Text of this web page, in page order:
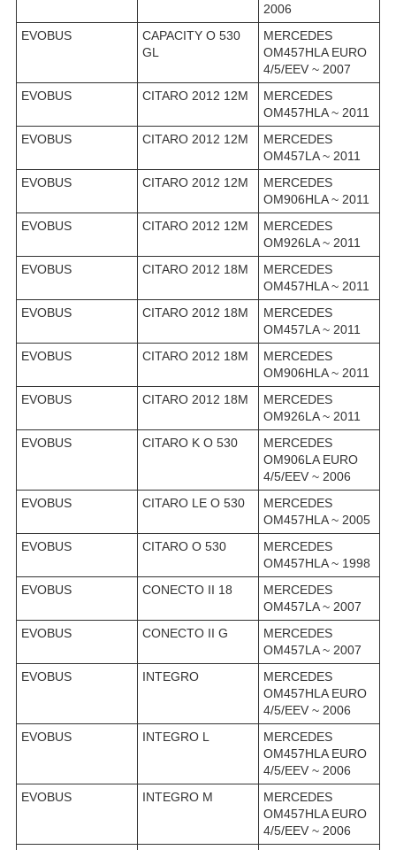
2006
EVOBUS
CAPACITY O 530
GL
MERCEDES
OM457HLA EURO
4/5/EEV ~ 2007
EVOBUS
CITARO 2012 12M
MERCEDES
OM457HLA ~ 2011
EVOBUS
CITARO 2012 12M
MERCEDES
OM457LA ~ 2011
EVOBUS
CITARO 2012 12M
MERCEDES
OM906HLA ~ 2011
EVOBUS
CITARO 2012 12M
MERCEDES
OM926LA ~ 2011
EVOBUS
CITARO 2012 18M
MERCEDES
OM457HLA ~ 2011
EVOBUS
CITARO 2012 18M
MERCEDES
OM457LA ~ 2011
EVOBUS
CITARO 2012 18M
MERCEDES
OM906HLA ~ 2011
EVOBUS
CITARO 2012 18M
MERCEDES
OM926LA ~ 2011
EVOBUS
CITARO K O 530
MERCEDES
OM906LA EURO
4/5/EEV ~ 2006
EVOBUS
CITARO LE O 530
MERCEDES
OM457HLA ~ 2005
EVOBUS
CITARO O 530
MERCEDES
OM457HLA ~ 1998
EVOBUS
CONECTO II 18
MERCEDES
OM457LA ~ 2007
EVOBUS
CONECTO II G
MERCEDES
OM457LA ~ 2007
EVOBUS
INTEGRO
MERCEDES
OM457HLA EURO
4/5/EEV ~ 2006
EVOBUS
INTEGRO L
MERCEDES
OM457HLA EURO
4/5/EEV ~ 2006
EVOBUS
INTEGRO M
MERCEDES
OM457HLA EURO
4/5/EEV ~ 2006